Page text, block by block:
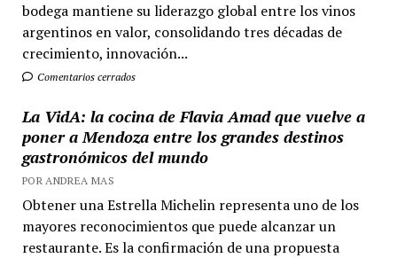
bodega mantiene su liderazgo global entre los vinos
argentinos en valor, consolidando tres décadas de
crecimiento, innovación...
Comentarios cerrados
La VidA: la cocina de Flavia Amad que vuelve a
poner a Mendoza entre los grandes destinos
gastronómicos del mundo
POR ANDREA MAS
Obtener una Estrella Michelin representa uno de los
mayores reconocimientos que puede alcanzar un
restaurante. Es la confirmación de una propuesta